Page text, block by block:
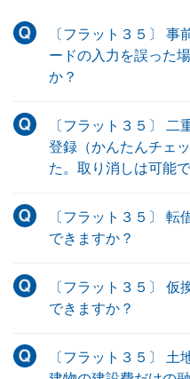
〔フラット３５〕 事
ードの入力を誤った
か？
〔フラット３５〕 二
登録（かんたんチェ
た。取り消しは可能
〔フラット３５〕 転
できますか？
〔フラット３５〕 仮
できますか？
〔フラット３５〕 土